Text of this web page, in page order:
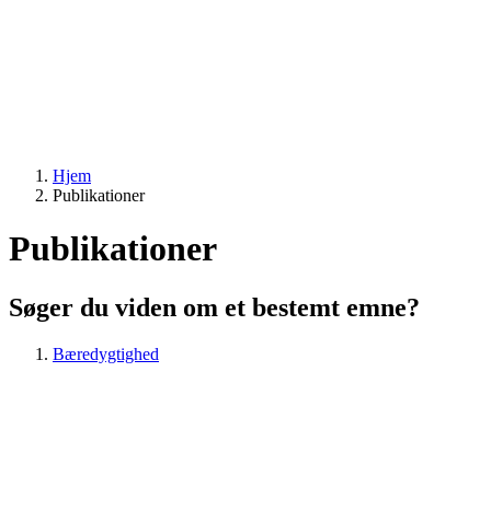
Hjem
Publikationer
Publikationer
Søger du viden om et bestemt emne?
Bæredygtighed